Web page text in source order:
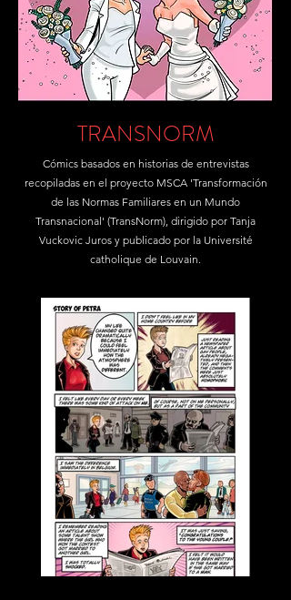
TRANSNORM
Cómics basados en historias de entrevistas
recopiladas en el proyecto MSCA 'Transformación
de las Normas Familiares en un Mundo
Transnacional' (TransNorm), dirigido por Tanja
Vuckovic Juros y publicado por la Université
catholique de Louvain.